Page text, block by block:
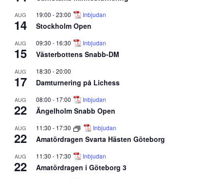
AUG
14
19:00 -23:00 Inbjudan
Stockholm Open
AUG
15
09:30 - 16:30 Inbjudan
Västerbottens Snabb-DM
AUG
17
18:30 -20:00
Damturnering på Lichess
AUG
22
08:00 - 17:00 Inbjudan
Ängelholm Snabb Open
AUG
22
11:30 - 17:30 Inbjudan
Amatördragen Svarta Hästen Göteborg
AUG
22
11:30 - 17:30 Inbjudan
Amatördragen i Göteborg 3